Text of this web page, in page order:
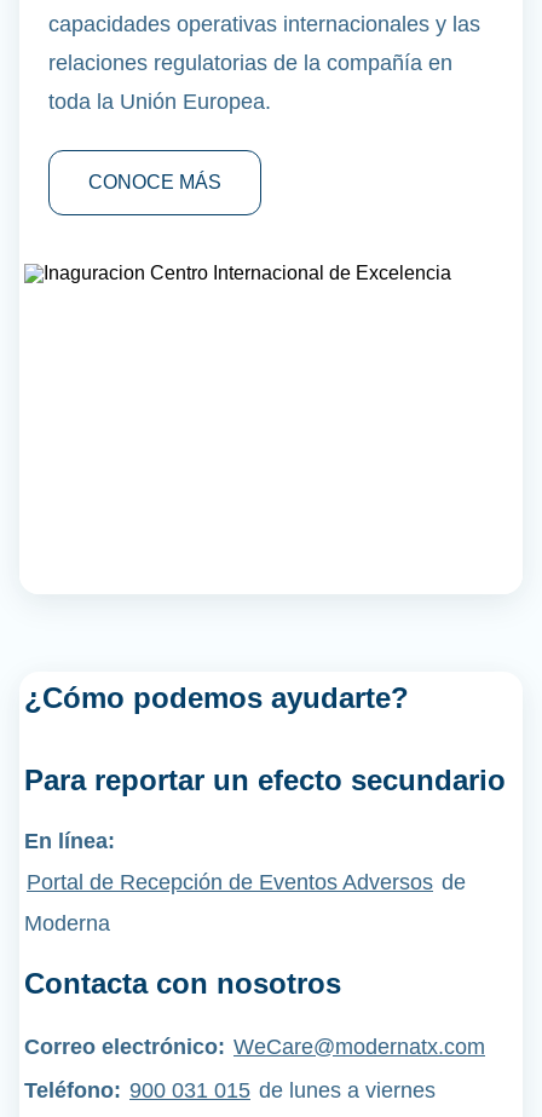
capacidades operativas internacionales y las
relaciones regulatorias de la compañía en
toda la Unión Europea.
CONOCE MÁS
¿Cómo podemos ayudarte?
Para reportar un efecto secundario
En línea:
Portal de Recepción de Eventos Adversos de
Moderna
Contacta con nosotros
Correo electrónico: WeCare@modernatx.com
Teléfono: 900 031 015 de lunes a viernes